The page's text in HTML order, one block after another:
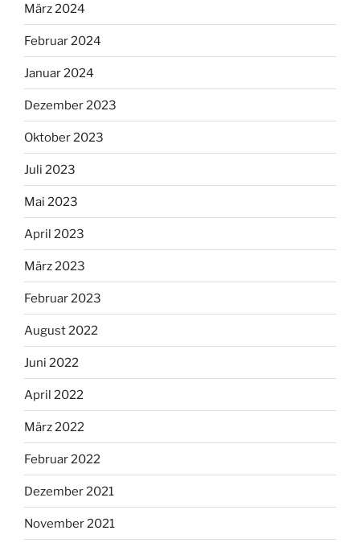
März 2024
Februar 2024
Januar 2024
Dezember 2023
Oktober 2023
Juli 2023
Mai 2023
April 2023
März 2023
Februar 2023
August 2022
Juni 2022
April 2022
März 2022
Februar 2022
Dezember 2021
November 2021